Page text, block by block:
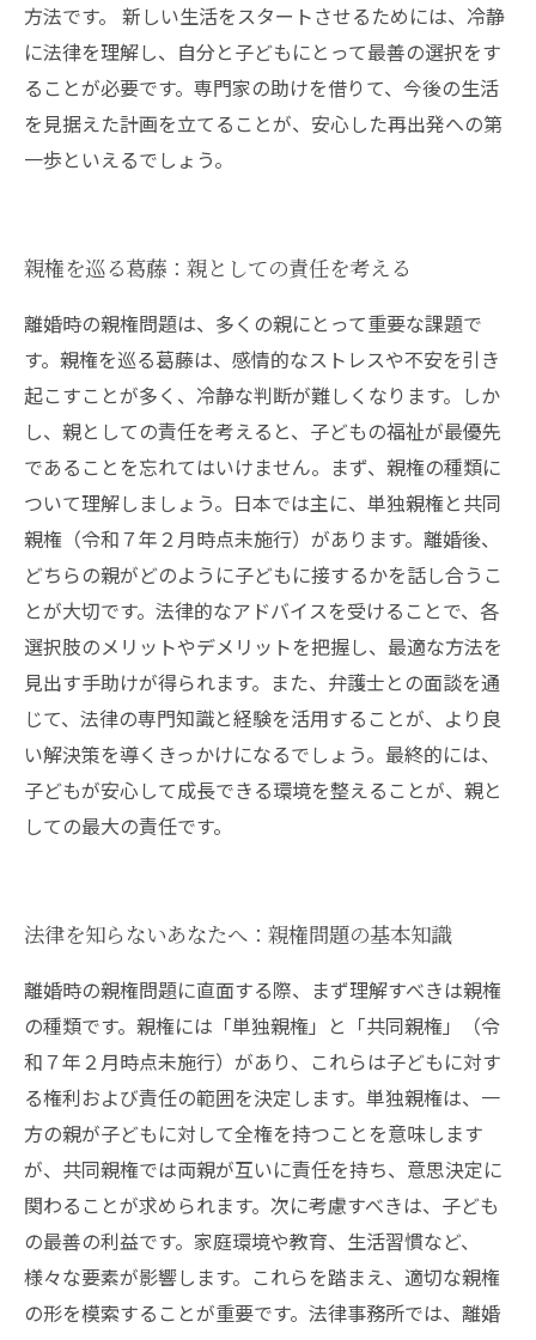
方法です。 新しい生活をスタートさせるためには、冷静
に法律を理解し、自分と子どもにとって最善の選択をす
ることが必要です。専門家の助けを借りて、今後の生活
を見据えた計画を立てることが、安心した再出発への第
一歩といえるでしょう。
親権を巡る葛藤：親としての責任を考える
離婚時の親権問題は、多くの親にとって重要な課題で
す。親権を巡る葛藤は、感情的なストレスや不安を引き
起こすことが多く、冷静な判断が難しくなります。しか
し、親としての責任を考えると、子どもの福祉が最優先
であることを忘れてはいけません。まず、親権の種類に
ついて理解しましょう。日本では主に、単独親権と共同
親権（令和７年２月時点未施行）があります。離婚後、
どちらの親がどのように子どもに接するかを話し合うこ
とが大切です。法律的なアドバイスを受けることで、各
選択肢のメリットやデメリットを把握し、最適な方法を
見出す手助けが得られます。また、弁護士との面談を通
じて、法律の専門知識と経験を活用することが、より良
い解決策を導くきっかけになるでしょう。最終的には、
子どもが安心して成長できる環境を整えることが、親と
しての最大の責任です。
法律を知らないあなたへ：親権問題の基本知識
離婚時の親権問題に直面する際、まず理解すべきは親権
の種類です。親権には「単独親権」と「共同親権」（令
和７年２月時点未施行）があり、これらは子どもに対す
る権利および責任の範囲を決定します。単独親権は、一
方の親が子どもに対して全権を持つことを意味します
が、共同親権では両親が互いに責任を持ち、意思決定に
関わることが求められます。次に考慮すべきは、子ども
の最善の利益です。家庭環境や教育、生活習慣など、
様々な要素が影響します。これらを踏まえ、適切な親権
の形を模索することが重要です。法律事務所では、離婚